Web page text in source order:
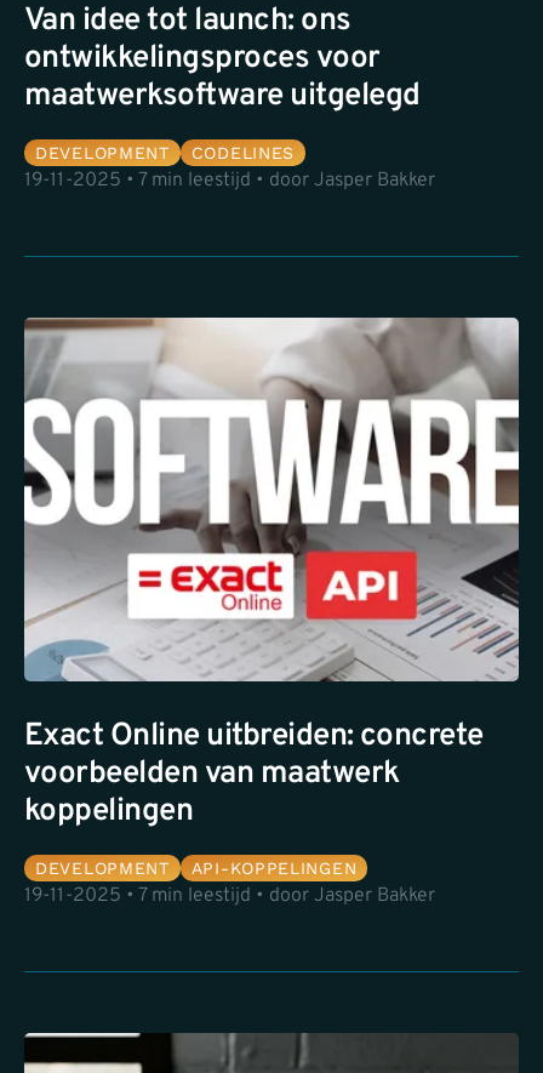
Van idee tot launch: ons
ontwikkelingsproces voor
maatwerksoftware uitgelegd
DEVELOPMENT CODELINES
19-11-2025 • 7 min leestijd • door Jasper Bakker
Exact Online uitbreiden: concrete
voorbeelden van maatwerk
koppelingen
DEVELOPMENT API-KOPPELINGEN
19-11-2025 • 7 min leestijd • door Jasper Bakker